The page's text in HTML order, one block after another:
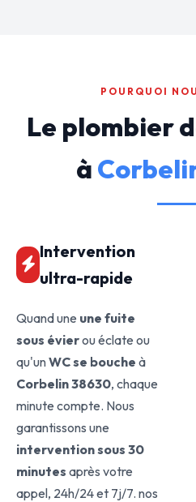
POURQUOI
Le plombier
à
Intervention
ultra-rapide
Quand une une fuite
sous évierou éclate ou
qu'unWC se bouche à
Corbelin 38630, chaque
minute compte. Nous
garantissons une
intervention sous 30
minutes après votre
appel, 24h/24 et 7j/7. nos